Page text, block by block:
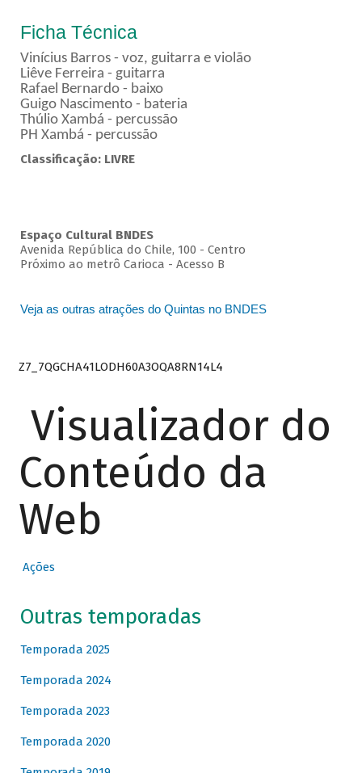
Ficha Técnica
Vinícius Barros - voz, guitarra e violão
Liêve Ferreira - guitarra
Rafael Bernardo - baixo
Guigo Nascimento - bateria
Thúlio Xambá - percussão
PH Xambá - percussão
Classificação: LIVRE
Espaço Cultural BNDES
Avenida República do Chile, 100 - Centro
Próximo ao metrô Carioca - Acesso B
Veja as outras atrações do Quintas no BNDES
Z7_7QGCHA41LODH60A3OQA8RN14L4
Visualizador do
Conteúdo da
Web
Ações
Outras temporadas
Temporada 2025
Temporada 2024
Temporada 2023
Temporada 2020